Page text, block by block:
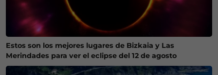
Estos son los mejores lugares de Bizkaia y Las
Merindades para ver el eclipse del 12 de agosto